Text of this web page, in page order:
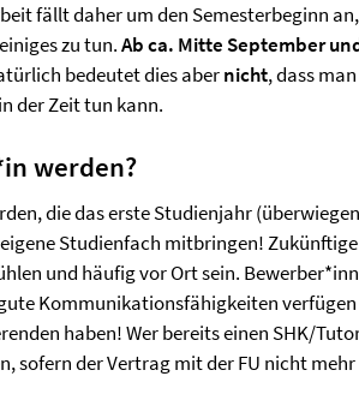
fällt daher um den Semesterbeginn
zu tun.Ab ca. Mitte September
bedeutet dies abernicht, dass
der Zeit tun kann.
werden?
die das erste Studienjahr
Studienfach mitbringen!
und häufig vor Ort sein.
Kommunikationsfähigkeiten
haben! Wer bereits einen SHK/
sofern der Vertrag mit der FU nicht